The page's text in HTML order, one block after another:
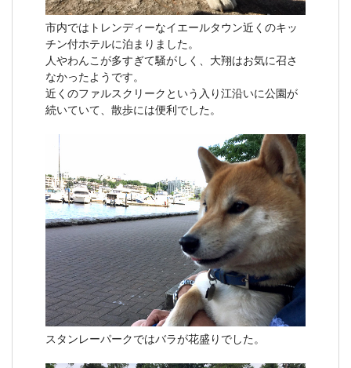
市内ではトレンディーなイエールタウン近くのキッ
チン付ホテルに泊まりました。
人やわんこが多すぎて騒がしく、大翔はお気に召さ
なかったようです。
近くのファルスクリークという入り江沿いに公園が
続いていて、散歩には便利でした。
スタンレーパークではバラが花盛りでした。